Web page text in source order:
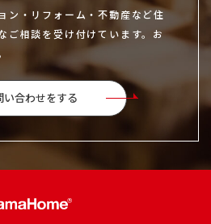
ン・リフォーム・不動産など住
ご相談を受け付けています。お
い合わせをする